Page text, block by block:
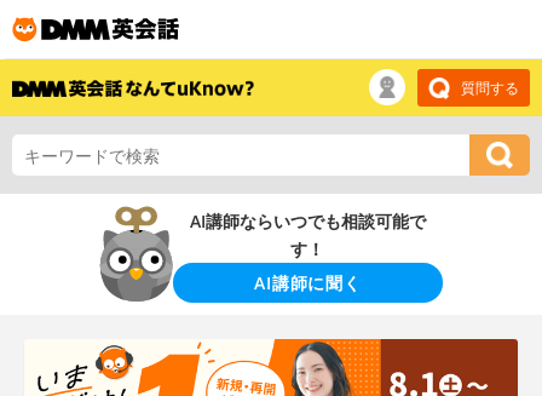
質問する
AI講師ならいつでも相談可能で
す！
AI講師に聞く